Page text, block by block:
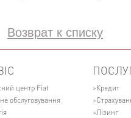
Возврат к списку
центр Fiat
обслуговування
Кредит
Лізинг